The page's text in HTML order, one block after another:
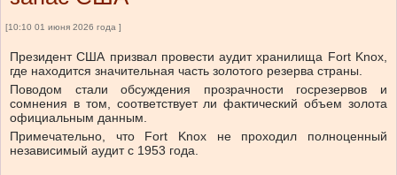
[10:10 01 июня 2026 года ]
Президент США призвал провести аудит хранилища Fort Knox,
где находится значительная часть золотого резерва страны.
Поводом стали обсуждения прозрачности госрезервов и
сомнения в том, соответствует ли фактический объем золота
официальным данным.
Примечательно, что Fort Knox не проходил полноценный
независимый аудит с 1953 года.